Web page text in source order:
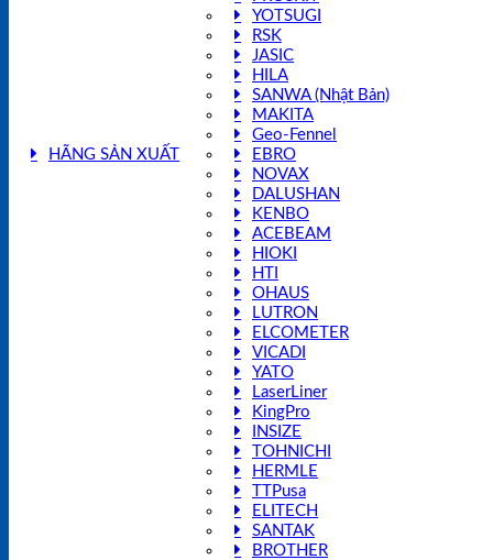
HÃNG SẢN XUẤT
YOTSUGI
RSK
JASIC
HILA
SANWA (Nhật Bản)
MAKITA
Geo-Fennel
EBRO
NOVAX
DALUSHAN
KENBO
ACEBEAM
HIOKI
HTI
OHAUS
LUTRON
ELCOMETER
VICADI
YATO
LaserLiner
KingPro
INSIZE
TOHNICHI
HERMLE
TTPusa
ELITECH
SANTAK
BROTHER